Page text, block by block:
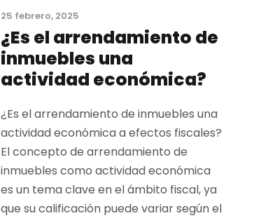
25 febrero, 2025
¿Es el arrendamiento de
inmuebles una
actividad económica?
¿Es el arrendamiento de inmuebles una
actividad económica a efectos fiscales?
El concepto de arrendamiento de
inmuebles como actividad económica
es un tema clave en el ámbito fiscal, ya
que su calificación puede variar según el